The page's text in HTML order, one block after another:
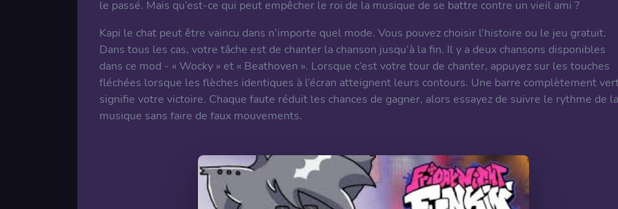
le passé. Mais qu’est-ce qui peut empêcher le roi de la musique de se battre contre un vieil ami ?
Kapi le chat peut être vaincu dans n’importe quel mode. Vous pouvez choisir l’histoire ou le jeu gratuit.
Dans tous les cas, votre tâche est de chanter la chanson jusqu’à la fin. Il y a deux chansons disponibles
dans ce mod - « Wocky » et « Beathoven ». Lorsque c’est votre tour de chanter, appuyez sur les touches
fléchées lorsque les flèches identiques à l’écran atteignent leurs contours. Une barre complètement
signifie votre victoire. Chaque faute réduit les chances de gagner, alors essayez de suivre le rythme de la
musique sans faire de faux mouvements.